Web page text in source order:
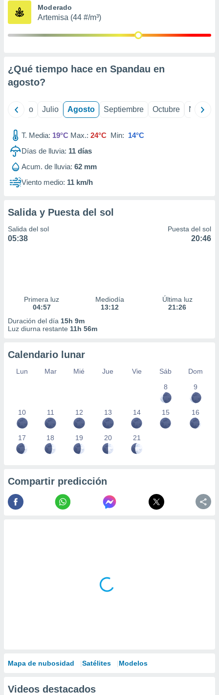
publicidad
1199
Moderado
Artemisa (44 #/m³)
¿Qué tiempo hace en Spandau en
agosto?
Junio Julio Agosto Septiembre Octubre
T. Media: 19°C Max.: 24°C Min: 14°C
Días de lluvia: 11 días
Acum. de lluvia: 62 mm
Viento medio: 11 km/h
Salida y Puesta del sol
Salida del sol
05:38
Puesta del sol
20:46
Primera luz
04:57
Mediodía
13:12
Última luz
21:26
Duración del día 15h 9m
Luz diurna restante 11h 56m
Calendario lunar
Lun Mar Mié Jue Vie Sáb
Dom
8
9
10 11 12 13 14 15 16
17 18 19 20 21
Compartir predicción
Mapa de nubosidad Satélites Modelos
Videos destacados